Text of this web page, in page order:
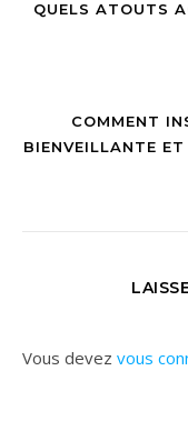
QUELS ATOUTS
COMMENT
BIENVEILLANTE
Vous devez vous